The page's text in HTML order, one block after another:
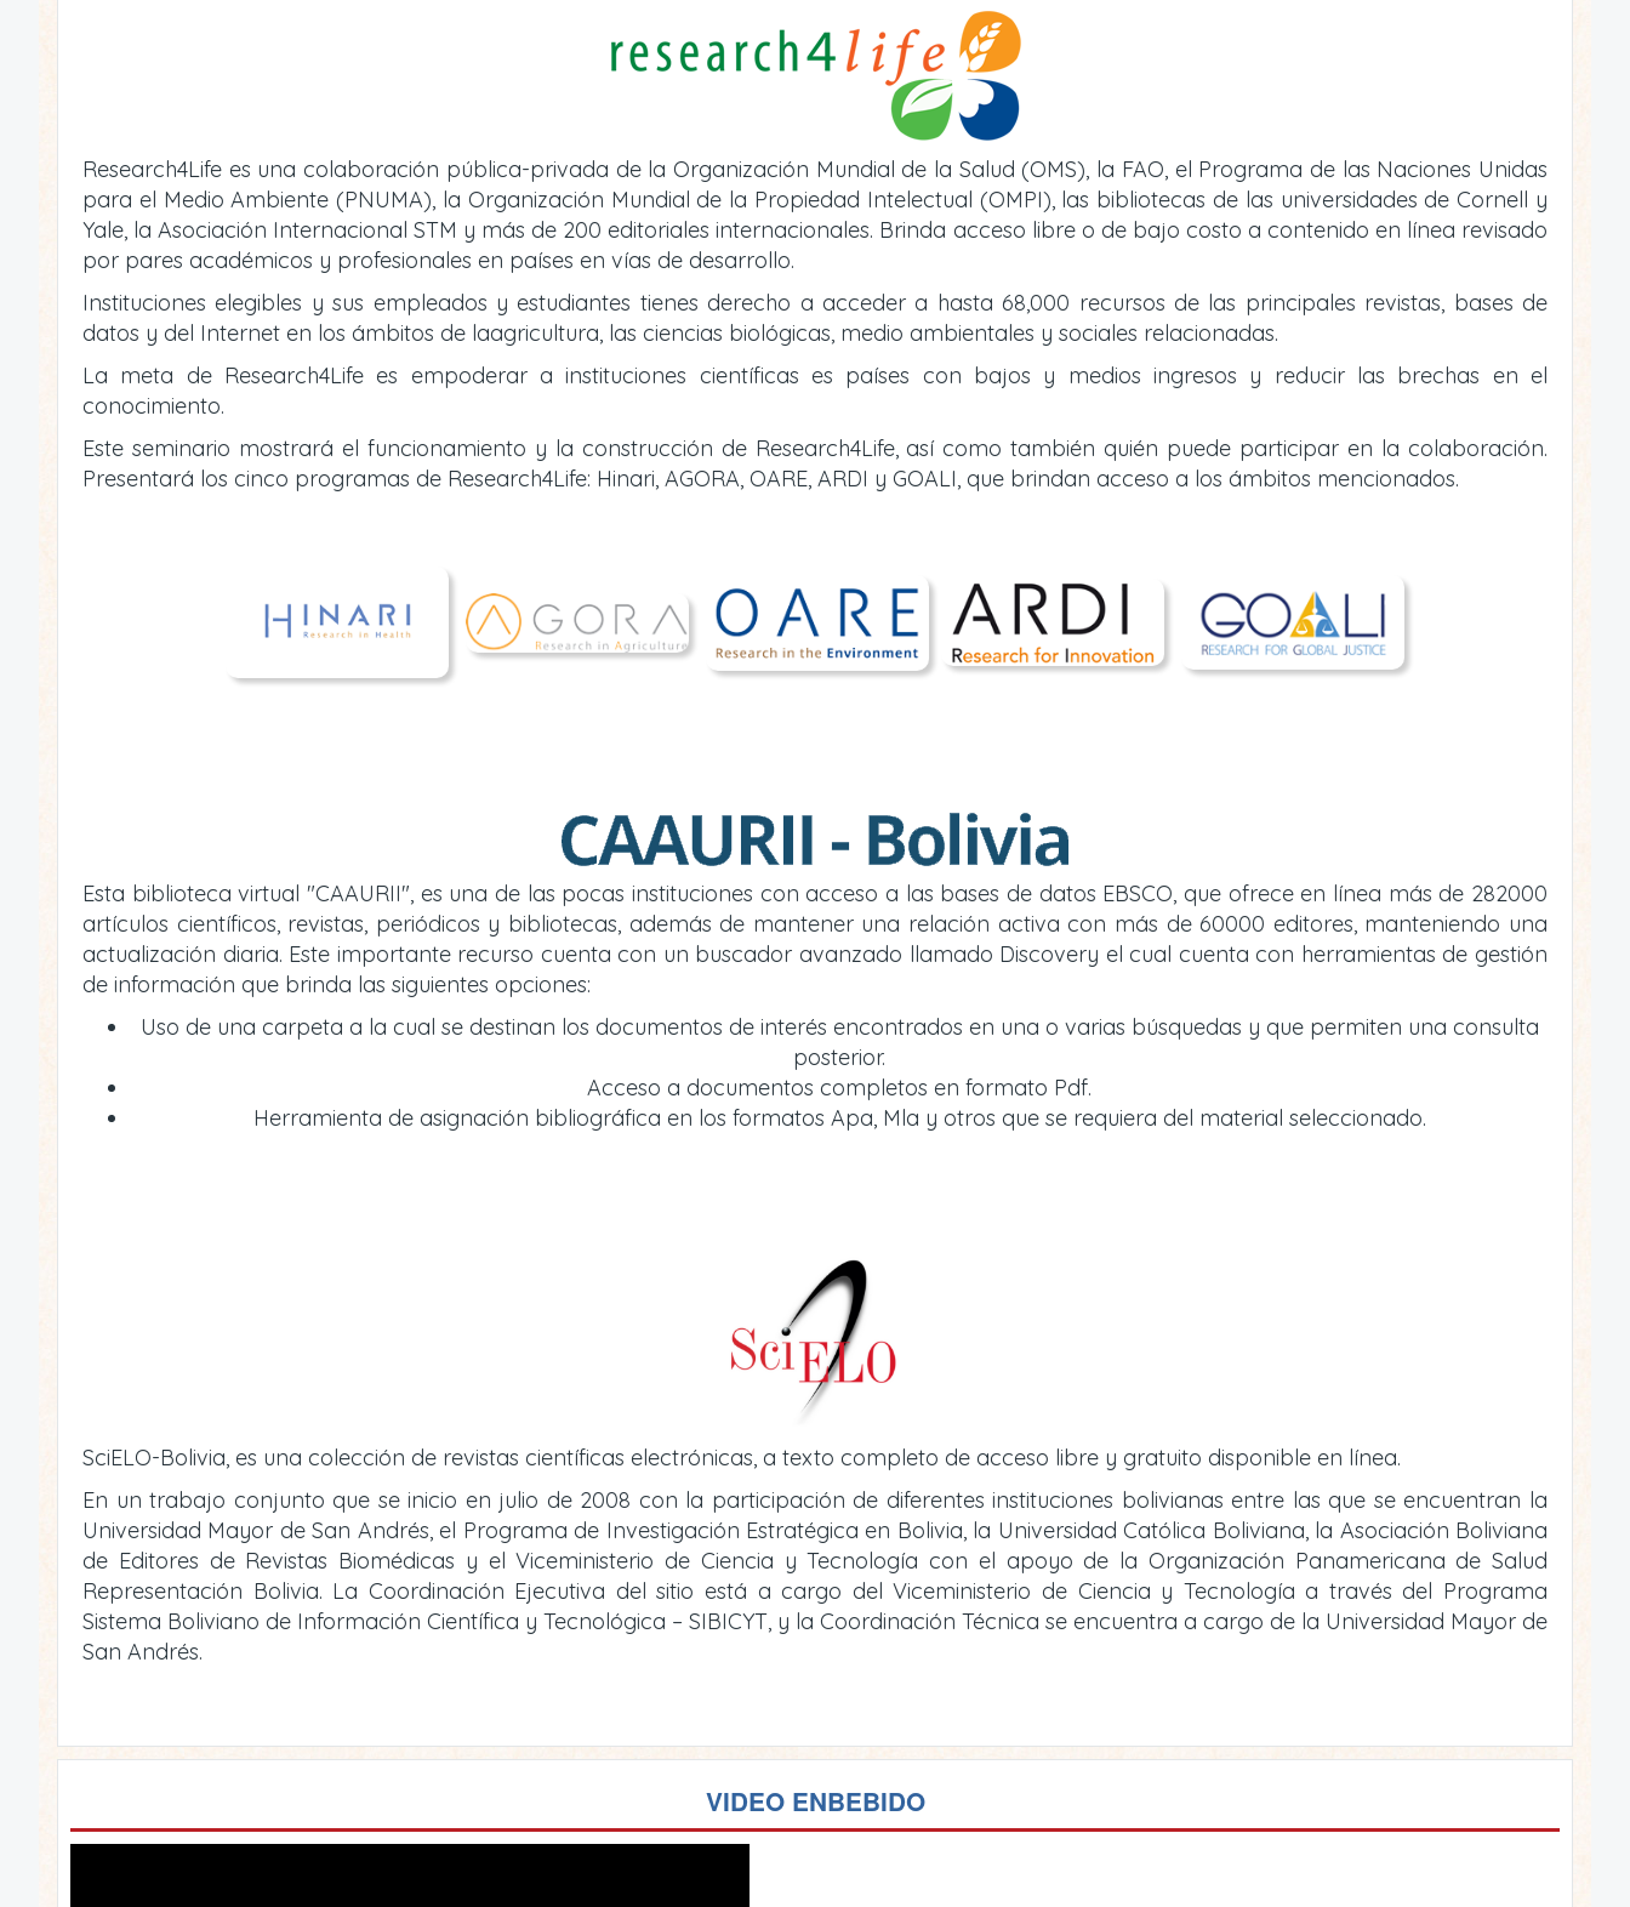
Research4Life es una colaboración pública-privada de la Organización Mundial de la Salud (OMS), la FAO, el Programa de las Naciones Unidas
para el Medio Ambiente (PNUMA), la Organización Mundial de la Propiedad Intelectual (OMPI), las bibliotecas de las universidades de Cornell y
Yale, la Asociación Internacional STM y más de 200 editoriales internacionales. Brinda acceso libre o de bajo costo a contenido en línea revisado
por pares académicos y profesionales en países en vías de desarrollo.
Instituciones elegibles y sus empleados y estudiantes tienes derecho a acceder a hasta 68,000 recursos de las principales revistas, bases de
datos y del Internet en los ámbitos de laagricultura, las ciencias biológicas, medio ambientales y sociales relacionadas.
La meta de Research4Life es empoderar a instituciones científicas es países con bajos y medios ingresos y reducir las brechas en el
conocimiento.
Este seminario mostrará el funcionamiento y la construcción de Research4Life, así como también quién puede participar en la colaboración.
Presentará los cinco programas de Research4Life: Hinari, AGORA, OARE, ARDI y GOALI, que brindan acceso a los ámbitos mencionados.
Esta biblioteca virtual "CAAURII", es una de las pocas instituciones con acceso a las bases de datos EBSCO, que ofrece en línea más de 282000
artículos científicos, revistas, periódicos y bibliotecas, además de mantener una relación activa con más de 60000 editores, manteniendo una
actualización diaria. Este importante recurso cuenta con un buscador avanzado llamado Discovery el cual cuenta con herramientas de gestión
de información que brinda las siguientes opciones:
Uso de una carpeta a la cual se destinan los documentos de interés encontrados en una o varias búsquedas y que permiten una consulta
posterior.
Acceso a documentos completos en formato Pdf.
Herramienta de asignación bibliográfica en los formatos Apa, Mla y otros que se requiera del material seleccionado.
SciELO-Bolivia, es una colección de revistas científicas electrónicas, a texto completo de acceso libre y gratuito disponible en línea.
En un trabajo conjunto que se inicio en julio de 2008 con la participación de diferentes instituciones bolivianas entre las que se encuentran la
Universidad Mayor de San Andrés, el Programa de Investigación Estratégica en Bolivia, la Universidad Católica Boliviana, la Asociación Boliviana
de Editores de Revistas Biomédicas y el Viceministerio de Ciencia y Tecnología con el apoyo de la Organización Panamericana de Salud
Representación Bolivia. La Coordinación Ejecutiva del sitio está a cargo del Viceministerio de Ciencia y Tecnología a través del Programa
Sistema Boliviano de Información Científica y Tecnológica – SIBICYT, y la Coordinación Técnica se encuentra a cargo de la Universidad Mayor de
San Andrés.
VIDEO ENBEBIDO